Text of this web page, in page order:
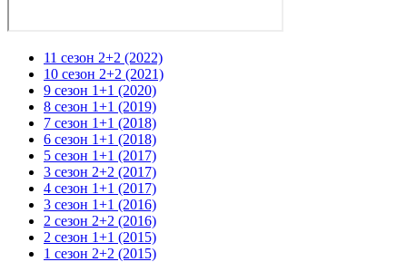
11 сезон 2+2 (2022)
10 сезон 2+2 (2021)
9 сезон 1+1 (2020)
8 сезон 1+1 (2019)
7 сезон 1+1 (2018)
6 сезон 1+1 (2018)
5 сезон 1+1 (2017)
3 сезон 2+2 (2017)
4 сезон 1+1 (2017)
3 сезон 1+1 (2016)
2 сезон 2+2 (2016)
2 сезон 1+1 (2015)
1 сезон 2+2 (2015)